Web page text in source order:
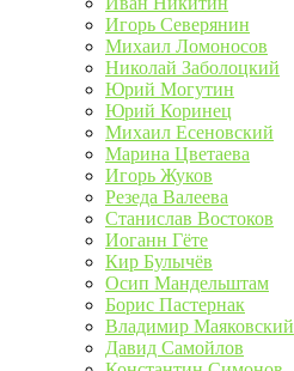
Игорь Северянин
Михаил Ломоносов
Николай Заболоцкий
Юрий Могутин
Юрий Коринец
Михаил Есеновский
Марина Цветаева
Игорь Жуков
Резеда Валеева
Станислав Востоков
Иоганн Гёте
Кир Булычёв
Осип Мандельштам
Борис Пастернак
Владимир Маяковский
Давид Самойлов